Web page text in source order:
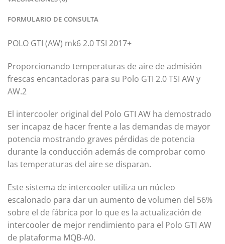
FORMULARIO DE CONSULTA
POLO GTI (AW) mk6 2.0 TSI 2017+
Proporcionando temperaturas de aire de admisión
frescas encantadoras para su Polo GTI 2.0 TSI AW y
AW.2
El intercooler original del Polo GTI AW ha demostrado
ser incapaz de hacer frente a las demandas de mayor
potencia mostrando graves pérdidas de potencia
durante la conducción además de comprobar como
las temperaturas del aire se disparan.
Este sistema de intercooler utiliza un núcleo
escalonado para dar un aumento de volumen del 56%
sobre el de fábrica por lo que es la actualización de
intercooler de mejor rendimiento para el Polo GTI AW
de plataforma MQB-A0.